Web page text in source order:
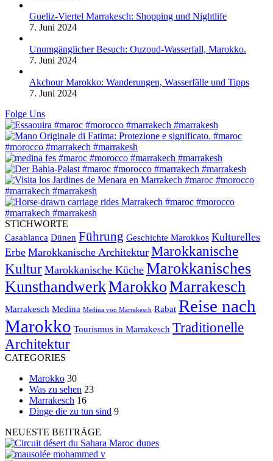
Gueliz-Viertel Marrakesch: Shopping und Nightlife
7. Juni 2024
Unumgänglicher Besuch: Ouzoud-Wasserfall, Marokko.
7. Juni 2024
Akchour Marokko: Wanderungen, Wasserfälle und Tipps
7. Juni 2024
Folge Uns
STICHWORTE
Casablanca Dünen Führung Geschichte Marokkos Kulturelles
Erbe Marokkanische Architektur Marokkanische
Kultur Marokkanische Küche Marokkanisches
KunsthandwerkMarokkoMarrakesch
Marrakesch Medina Medina von Marrakesch Rabat Reise nach
Marokko Tourismus in Marrakesch Traditionelle
Architektur
CATEGORIES
Marokko 30
Was zu sehen 23
Marrakesch 16
Dinge die zu tun sind 9
NEUESTE BEITRÄGE